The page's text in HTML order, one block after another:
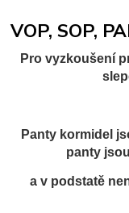
VOP, SOP,
Pro vyzkoušení
Panty kormidel
panty
a v podstatě